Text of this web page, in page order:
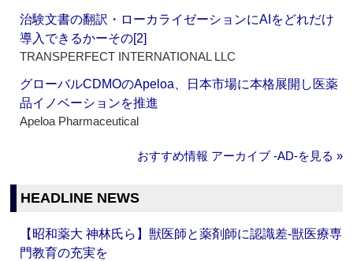
治験文書の翻訳・ローカライゼーションにAIをどれだけ
導入できるかーその[2]
TRANSPERFECT INTERNATIONAL LLC
グローバルCDMOのApeloa、日本市場に本格展開し医薬
品イノベーションを推進
Apeloa Pharmaceutical
おすすめ情報 アーカイブ ‐AD‐を見る »
HEADLINE NEWS
【昭和薬大 神林氏ら】獣医師と薬剤師に認識差‐獣医療専
門教育の充実を